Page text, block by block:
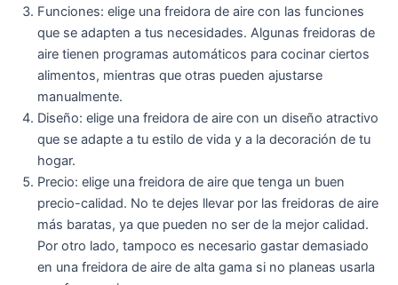
Funciones: elige una freidora de aire con las funciones
que se adapten a tus necesidades. Algunas freidoras de
aire tienen programas automáticos para cocinar ciertos
alimentos, mientras que otras pueden ajustarse
manualmente.
Diseño: elige una freidora de aire con un diseño atractivo
que se adapte a tu estilo de vida y a la decoración de tu
hogar.
Precio: elige una freidora de aire que tenga un buen
precio-calidad. No te dejes llevar por las freidoras de aire
más baratas, ya que pueden no ser de la mejor calidad.
Por otro lado, tampoco es necesario gastar demasiado
en una freidora de aire de alta gama si no planeas usarla